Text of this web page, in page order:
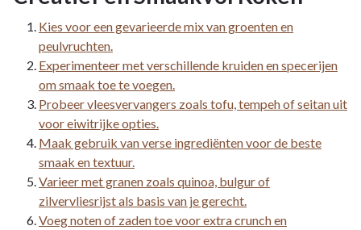
Kies voor een gevarieerde mix van groenten en
peulvruchten.
Experimenteer met verschillende kruiden en specerijen
om smaak toe te voegen.
Probeer vleesvervangers zoals tofu, tempeh of seitan uit
voor eiwitrijke opties.
Maak gebruik van verse ingrediënten voor de beste
smaak en textuur.
Varieer met granen zoals quinoa, bulgur of
zilvervliesrijst als basis van je gerecht.
Voeg noten of zaden toe voor extra crunch en